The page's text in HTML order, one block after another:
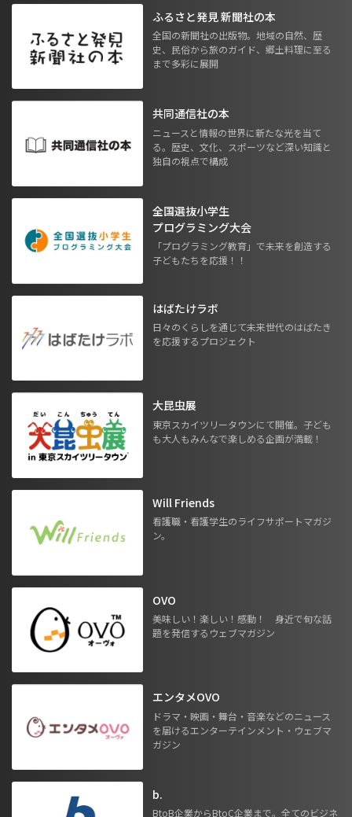
ふるさと発見 新聞社の本
全国の新聞社の出版物。地域の自然、歴
史、民俗から旅のガイド、郷土料理に至る
まで多彩に展開
共同通信社の本
ニュースと情報の世界に新たな光を当て
る。歴史、文化、スポーツなど深い知識と
独自の視点で構成
全国選抜小学生
プログラミング大会
「プログラミング教育」で未来を創造する
子どもたちを応援！！
はばたけラボ
日々のくらしを通じて未来世代のはばたき
を応援するプロジェクト
大昆虫展
東京スカイツリータウンにて開催。子ども
も大人もみんなで楽しめる企画が満載！
Will Friends
看護職・看護学生のライフサポートマガジ
ン。
OVO
美味しい！楽しい！感動！ 身近で旬な話
題を発信するウェブマガジン
エンタメOVO
ドラマ・映画・舞台・音楽などのニュース
を届けるエンターテインメント・ウェブマ
ガジン
b.
BtoB企業からBtoC企業まで。全てのビジネ